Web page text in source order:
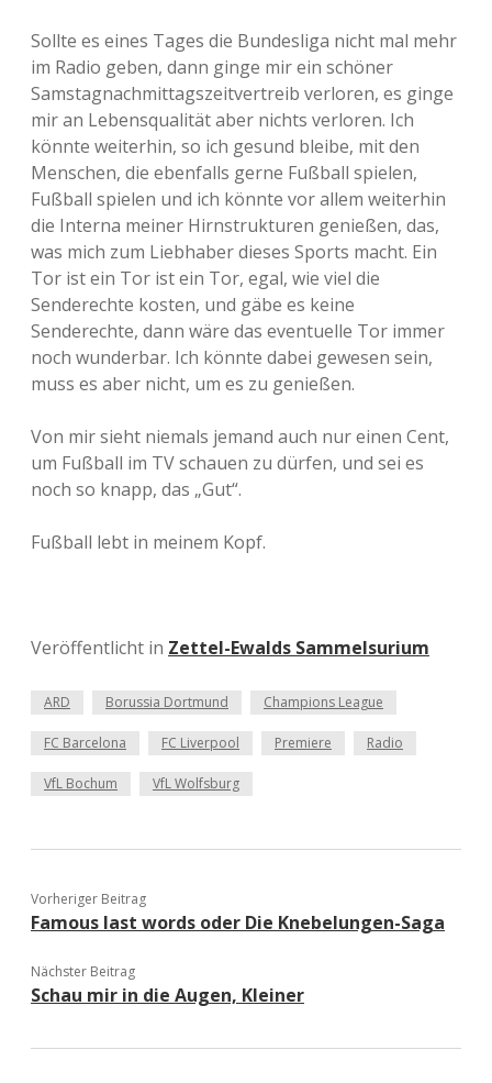
Sollte es eines Tages die Bundesliga nicht mal mehr
im Radio geben, dann ginge mir ein schöner
Samstagnachmittagszeitvertreib verloren, es ginge
mir an Lebensqualität aber nichts verloren. Ich
könnte weiterhin, so ich gesund bleibe, mit den
Menschen, die ebenfalls gerne Fußball spielen,
Fußball spielen und ich könnte vor allem weiterhin
die Interna meiner Hirnstrukturen genießen, das,
was mich zum Liebhaber dieses Sports macht. Ein
Tor ist ein Tor ist ein Tor, egal, wie viel die
Senderechte kosten, und gäbe es keine
Senderechte, dann wäre das eventuelle Tor immer
noch wunderbar. Ich könnte dabei gewesen sein,
muss es aber nicht, um es zu genießen.
Von mir sieht niemals jemand auch nur einen Cent,
um Fußball im TV schauen zu dürfen, und sei es
noch so knapp, das „Gut“.
Fußball lebt in meinem Kopf.
Veröffentlicht in Zettel-Ewalds Sammelsurium
ARD Borussia Dortmund Champions League
FC Barcelona FC Liverpool Premiere Radio
VfL Bochum VfL Wolfsburg
Vorheriger Beitrag
Famous last words oder Die Knebelungen-Saga
Nächster Beitrag
Schau mir in die Augen, Kleiner